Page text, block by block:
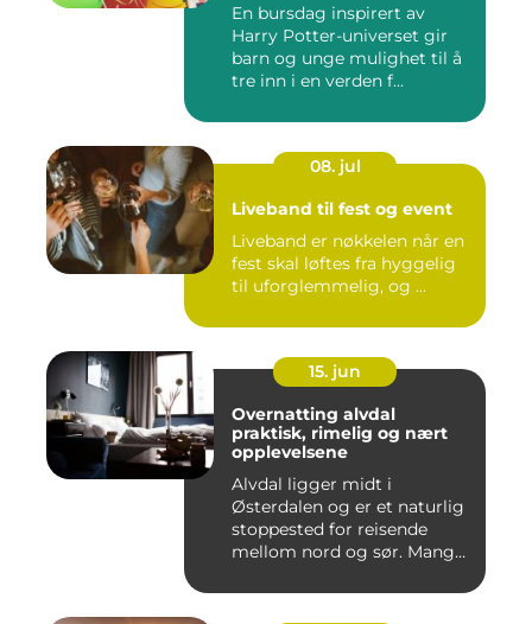
En bursdag inspirert av
Harry Potter-universet gir
barn og unge mulighet til å
tre inn i en verden f...
08. jul
Liveband til fest og event
Liveband er nøkkelen når en
fest skal løftes fra hyggelig
til uforglemmelig, og ...
15. jun
Overnatting alvdal
praktisk, rimelig og nært
opplevelsene
Alvdal ligger midt i
Østerdalen og er et naturlig
stoppested for reisende
mellom nord og sør. Mange